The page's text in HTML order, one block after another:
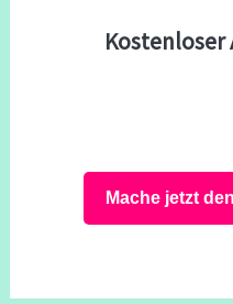
Kostenloser
Mache jetzt